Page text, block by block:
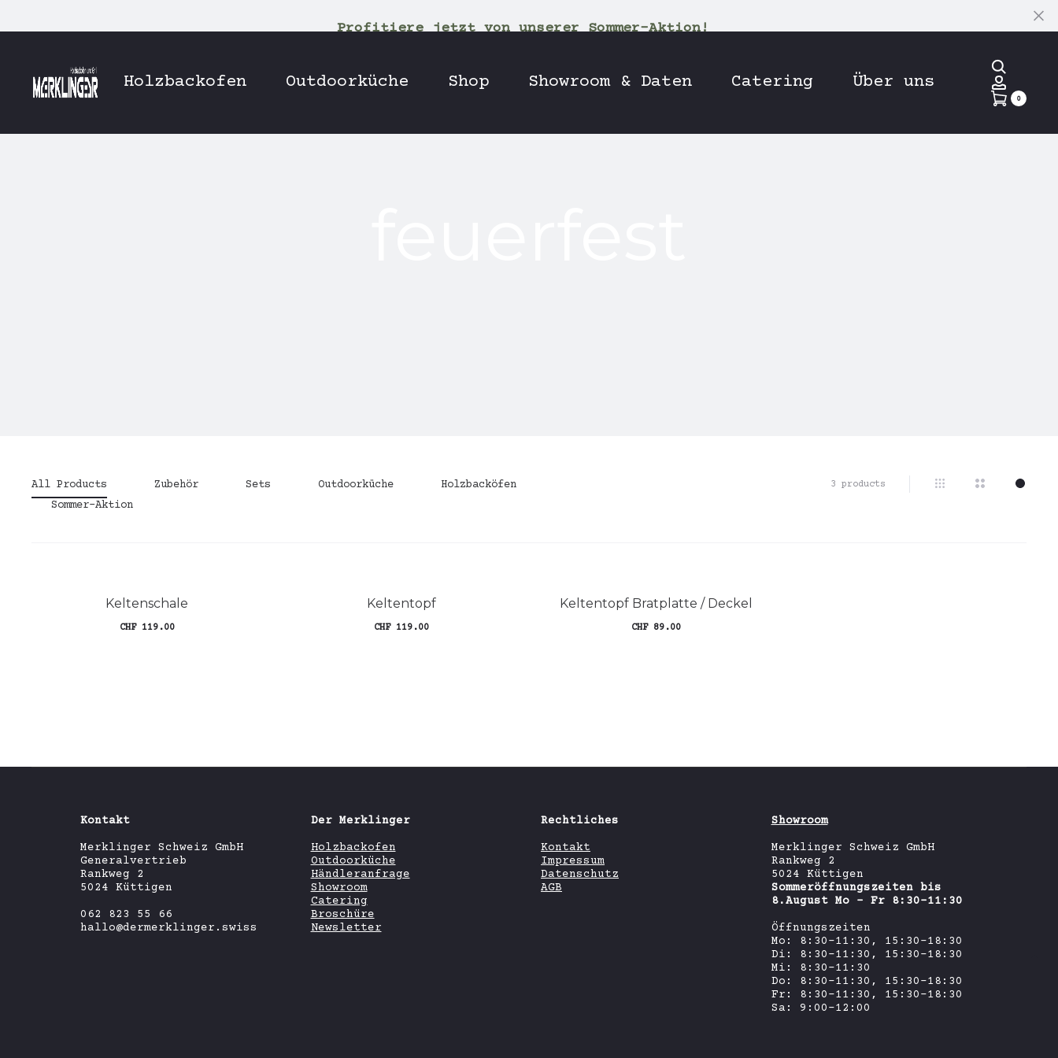
Profitiere jetzt von unserer Sommer-Aktion!
Holzbackofen Outdoorküche Shop Showroom & Daten Catering Über uns
0
All Products Zubehör Sets Outdoorküche
Holzbacköfen
Sommer-Aktion
3 productsAlle
Keltenschale
CHF119.00
Keltentopf
CHF119.00
Keltentopf Bratplatte / Deckel
CHF89.00
Kontakt
Merklinger Schweiz GmbH
Generalvertrieb
Rankweg 2
5024 Küttigen
062 823 55 66
hallo@dermerklinger.swiss
Der Merklinger
Holzbackofen
Outdoorküche
Händleranfrage
Showroom
Catering
Broschüre
Newsletter
Rechtliches
Kontakt
Impressum
Datenschutz
AGB
Showroom
Merklinger Schweiz GmbH
Rankweg 2
5024 Küttigen
Sommeröffnungszeiten bis
8.August Mo - Fr 8:30-11:30
Öffnungszeiten
Mo: 8:30-11:30, 15:30-18:30
Di: 8:30-11:30, 15:30-18:30
Mi: 8:30-11:30
Do: 8:30-11:30, 15:30-18:30
Fr: 8:30-11:30, 15:30-18:30
Sa: 9:00-12:00